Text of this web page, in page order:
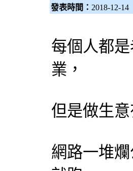
發表時間： 2018-12-14
每個人都
業，
但是做生
網路一堆